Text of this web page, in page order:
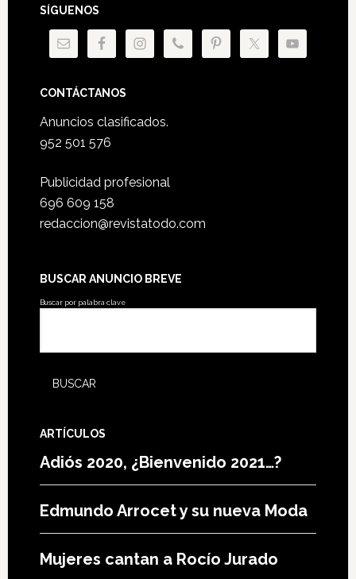
SÍGUENOS
CONTÁCTANOS
Anuncios clasificados.
952 501 576
Publicidad profesional
696 609 158
redaccion@revistatodo.com
BUSCAR ANUNCIO BREVE
Buscar por palabra clave
ARTÍCULOS
Adiós 2020, ¿Bienvenido 2021…?
Edmundo Arrocet y su nueva Moda
Mujeres cantan a Rocío Jurado